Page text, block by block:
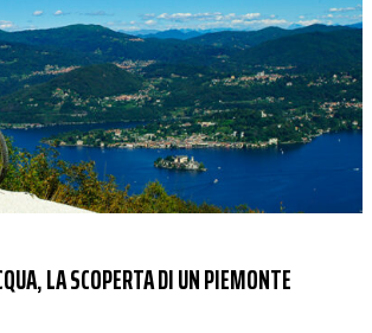
LA SCOPERTA DI UN PIEMONTE